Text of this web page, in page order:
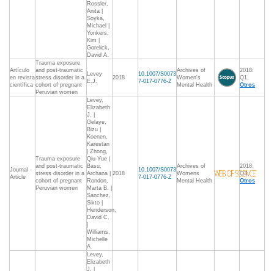
Rossler,
Anita |
Soyka,
Michael |
Yonkers,
Kim |
Gorelick,
David A.
Artículo
en revista
científica
Trauma exposure
and post-traumatic
stress disorder in a
cohort of pregnant
Peruvian women
Levey
E.J.
2018
10.1007/S0073
7-017-0776-Z
Archives of
Women's
Mental Health
2018:
Q1,
Otros
Journal -
Article
Trauma exposure
and post-traumatic
stress disorder in a
cohort of pregnant
Peruvian women
Levey,
Elizabeth
J. |
Gelaye,
Bizu |
Koenen,
Karestan
| Zhong,
Qiu-Yue |
Basu,
Archana |
Rondon,
Marta B. |
Sanchez,
Sixto |
Henderson,
David C.
Williams,
Michelle
A.
2018
10.1007/S0073
7-017-0776-Z
Archives of
Womens
Mental Health
2018:
Q3,
Otros
Levey,
Elizabeth
J. |